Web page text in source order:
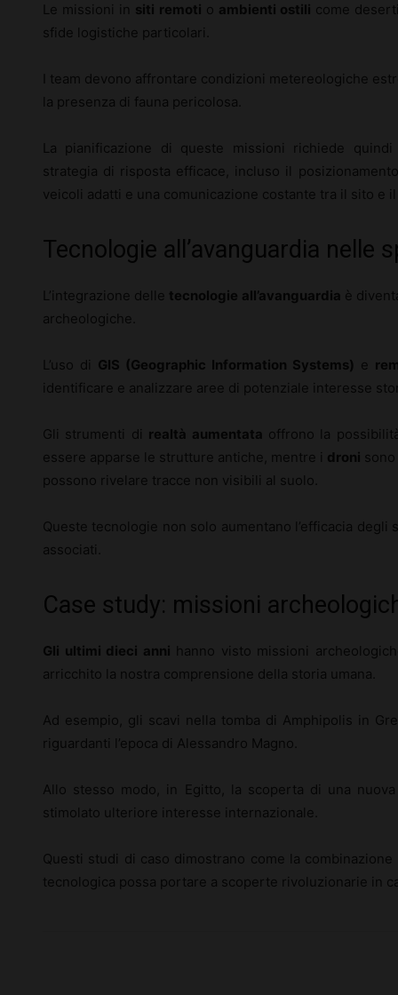
Le missioni in siti remoti o ambienti ostili come
sfide logistiche particolari.
I team devono affrontare condizioni metereologiche
la presenza di fauna pericolosa.
La pianificazione di queste missioni richiede
strategia di risposta efficace, incluso il
veicoli adatti e una comunicazione costante tra il sito e
Tecnologie all’avanguardia nelle
L’integrazione delle tecnologie all’avanguardia è
archeologiche.
L’uso di GIS (Geographic Information Systems) e
identificare e analizzare aree di potenziale interesse
Gli strumenti di realtà aumentata offrono la
essere apparse le strutture antiche, mentre i droni
possono rivelare tracce non visibili al suolo.
Queste tecnologie non solo aumentano l’efficacia
associati.
Case study: missioni
Gli ultimi dieci anni hanno visto missioni
arricchito la nostra comprensione della storia umana.
Ad esempio, gli scavi nella tomba di Amphipolis in
riguardanti l’epoca di Alessandro Magno.
Allo stesso modo, in Egitto, la scoperta di una
stimolato ulteriore interesse internazionale.
Questi studi di caso dimostrano come la
tecnologica possa portare a scoperte rivoluzionarie in